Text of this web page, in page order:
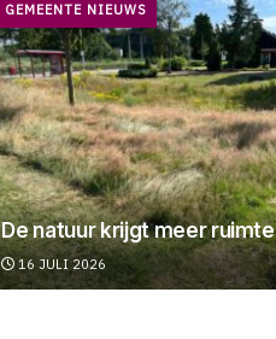
GEMEENTE NIEUWS
De natuur krijgt meer ruimte
16 JULI 2026